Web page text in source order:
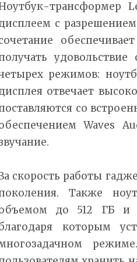
трансформер
с
режимов:
отвечает
со
Waves
скорость работы
Также
до 512 ГБ и
которым